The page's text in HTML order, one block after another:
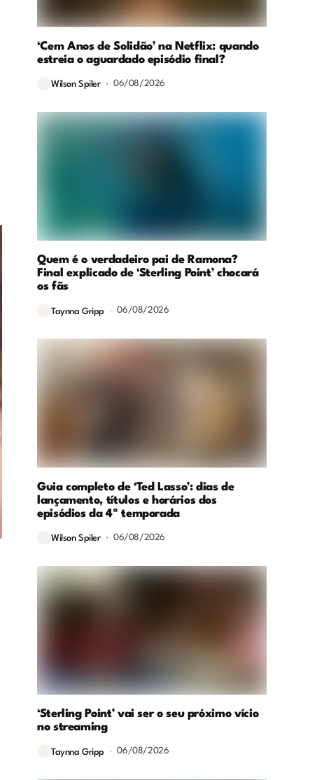
‘Cem Anos de Solidão’ na Netflix: quando
estreia o aguardado episódio final?
Wilson Spiler 06/08/2026
Quem é o verdadeiro pai de Ramona?
Final explicado de ‘Sterling Point’ chocará
os fãs
Taynna Gripp 06/08/2026
Guia completo de ‘Ted Lasso’: dias de
lançamento, títulos e horários dos
episódios da 4ª temporada
Wilson Spiler 06/08/2026
‘Sterling Point’ vai ser o seu próximo vício
no streaming
Taynna Gripp 06/08/2026